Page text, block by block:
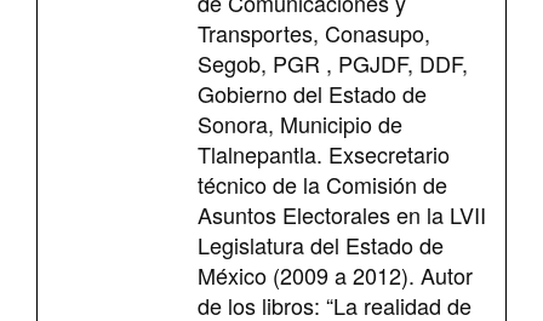
Transportes, Conasupo,
Segob, PGR , PGJDF, DDF,
Gobierno del Estado de
Sonora, Municipio de
Tlalnepantla. Exsecretario
técnico de la Comisión de
Asuntos Electorales en la LVII
Legislatura del Estado de
México (2009 a 2012). Autor
de los libros: “La realidad de